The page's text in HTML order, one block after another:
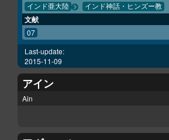
インド亜大陸 インド神話・ヒンズー教
文献
07
Last-update:
2015-11-09
アイン
Ain